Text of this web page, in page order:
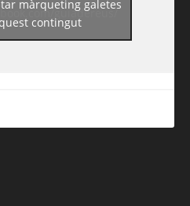
guiadereus/
màrqueting galetes
contingut